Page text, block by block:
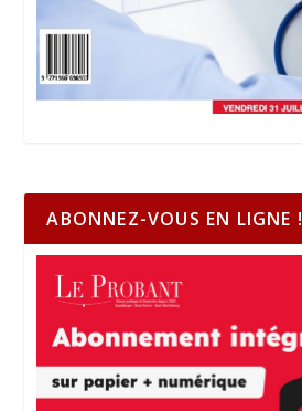
ABONNEZ-VOUS EN LIGNE !